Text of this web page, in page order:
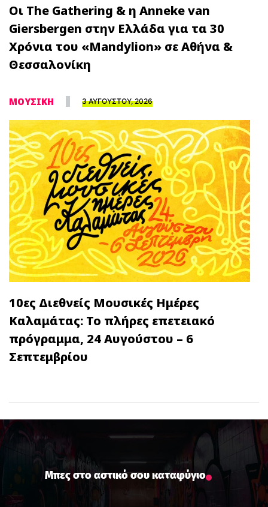
Οι The Gathering & η Anneke van
Giersbergen στην Ελλάδα για τα 30
Χρόνια του «Mandylion» σε Αθήνα &
Θεσσαλονίκη
ΜΟΥΣΙΚΗ 3 ΑΥΓΟΥΣΤΟΥ, 2026
10ες Διεθνείς Μουσικές Ημέρες
Καλαμάτας: Το πλήρες επετειακό
πρόγραμμα, 24 Αυγούστου – 6
Σεπτεμβρίου
Μπες στο αστικό σου καταφύγιο